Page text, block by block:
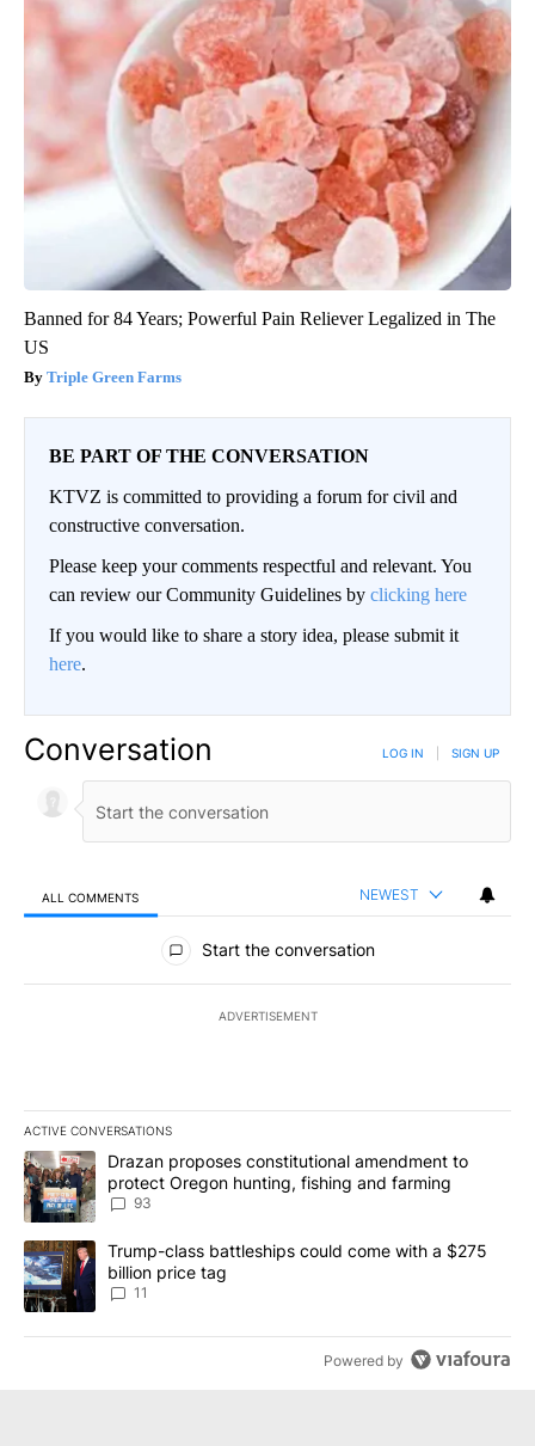
Banned for 84 Years; Powerful Pain Reliever Legalized in The
US
Triple Green Farms
BE PART OF THE CONVERSATION
KTVZ is committed to providing a forum for civil and
constructive conversation.
Please keep your comments respectful and relevant. You
can review our Community Guidelines by clicking here
If you would like to share a story idea, please submit it
here.
Conversation LOG IN SIGN UP
ALL COMMENTS NEWEST
All Comments
Start the conversation
ADVERTISEMENT
ACTIVE CONVERSATIONS
The following is a list of the most commented articles in the last
A trending article titled "Drazan proposes constitutional
Drazan proposes constitutional amendment to
protect Oregon hunting, fishing and farming
93
A trending article titled "Trump-class battleships could come
Trump-class battleships could come with a $275
billion price tag
11
Powered by